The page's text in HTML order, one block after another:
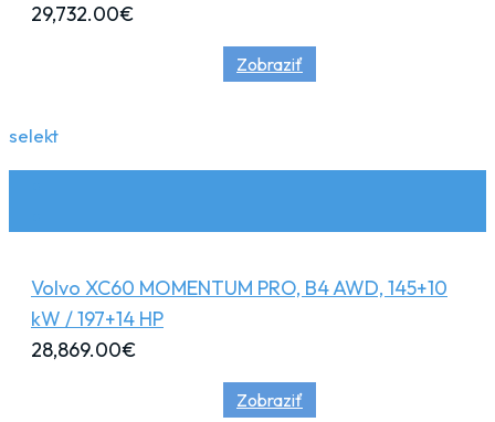
29,732.00€
Zobraziť
selekt
Volvo XC60 MOMENTUM PRO, B4 AWD, 145+10
kW / 197+14 HP
28,869.00€
Zobraziť